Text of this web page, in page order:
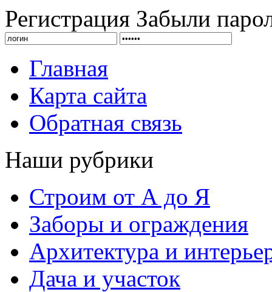
Регистрация Забыли
Главная
Карта сайта
Обратная связь
Наши рубрики
Строим от А до Я
Заборы и ограждения
Архитектура и
Дача и участок